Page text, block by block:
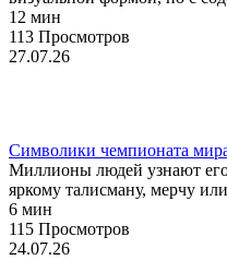
12 мин
113 Просмотров
27.07.26
Символики чемпионата
Миллионы людей узнают
яркому талисману, мерчу
6 мин
115 Просмотров
24.07.26